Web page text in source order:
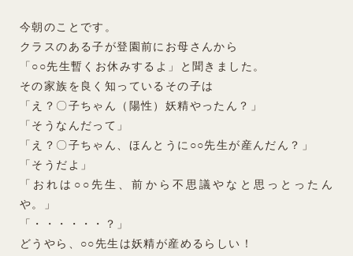
今朝のことです。
クラスのある子が登園前にお母さんから
「○○先生暫くお休みするよ」と聞きました。
その家族を良く知っているその子は
「え？〇子ちゃん（陽性）妖精やったん？」
「そうなんだって」
「え？〇子ちゃん、ほんとうに○○先生が産んだん？」
「そうだよ」
「おれは○○先生、前から不思議やなと思っとったん
や。」
「・・・・・・？」
どうやら、○○先生は妖精が産めるらしい！